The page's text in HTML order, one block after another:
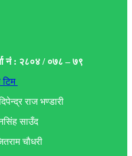
नं : २८०४ / ०७८ – ७९
टिम
राज भण्डारी
साउँद
चौधरी